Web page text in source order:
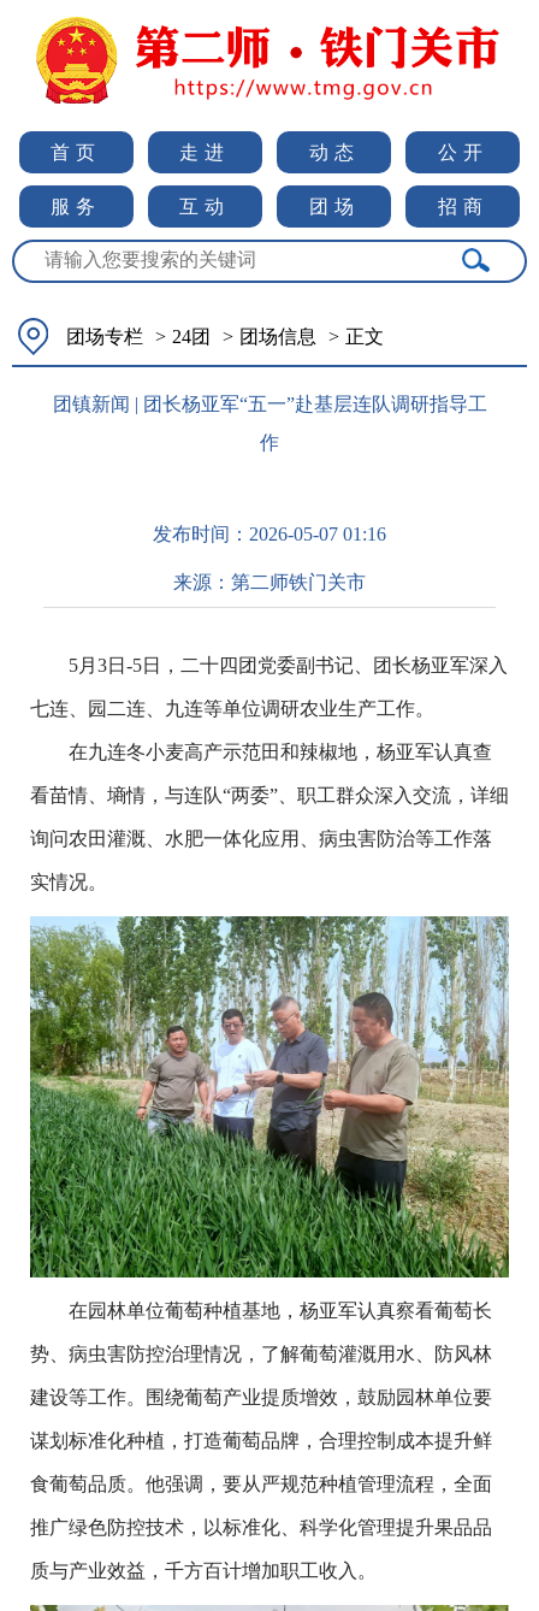
首页 走进 动态 公开
服务 互动 团场 招商
团场专栏 > 24团 > 团场信息 > 正文
团镇新闻 | 团长杨亚军“五一”赴基层连队调研指导工
作
发布时间： 2026-05-07 01:16
来源： 第二师铁门关市
5月3日-5日，二十四团党委副书记、团长杨亚军深入
七连、园二连、九连等单位调研农业生产工作。
在九连冬小麦高产示范田和辣椒地，杨亚军认真查
看苗情、墒情，与连队“两委”、职工群众深入交流，详细
询问农田灌溉、水肥一体化应用、病虫害防治等工作落
实情况。
在园林单位葡萄种植基地，杨亚军认真察看葡萄长
势、病虫害防控治理情况，了解葡萄灌溉用水、防风林
建设等工作。围绕葡萄产业提质增效，鼓励园林单位要
谋划标准化种植，打造葡萄品牌，合理控制成本提升鲜
食葡萄品质。他强调，要从严规范种植管理流程，全面
推广绿色防控技术，以标准化、科学化管理提升果品品
质与产业效益，千方百计增加职工收入。